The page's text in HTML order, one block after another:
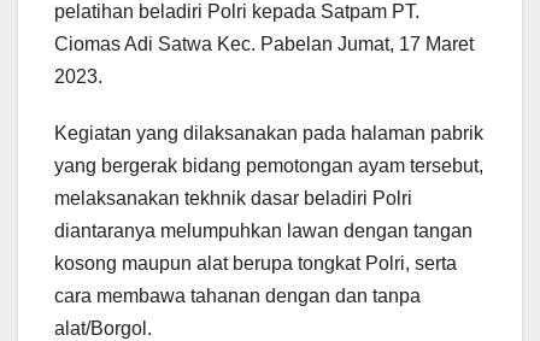
pelatihan beladiri Polri kepada Satpam PT.
Ciomas Adi Satwa Kec. Pabelan Jumat, 17 Maret
2023.
Kegiatan yang dilaksanakan pada halaman pabrik
yang bergerak bidang pemotongan ayam tersebut,
melaksanakan tekhnik dasar beladiri Polri
diantaranya melumpuhkan lawan dengan tangan
kosong maupun alat berupa tongkat Polri, serta
cara membawa tahanan dengan dan tanpa
alat/Borgol.